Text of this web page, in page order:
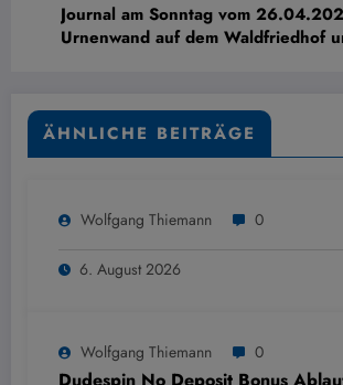
Journal am Sonntag vom
Urnenwand auf dem Waldfriedhof
ÄHNLICHE BEITRÄGE
Wolfgang Thiemann 0
6. August 2026
Wolfgang Thiemann 0